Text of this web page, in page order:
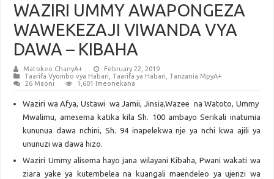
WAZIRI UMMY AWAPONGEZA
WAWEKEZAJI VIWANDA VYA
DAWA – KIBAHA
Matokeo ChanyA+
February 22, 2019
Taarifa Vyombo vya Habari ,Taarifa ya Habari ,Tanzania MpyA+
26 Maoni
1,601 Imeonekana
Waziri wa Afya, Ustawi wa Jamii, Jinsia,Wazee na Watoto, Ummy
Mwalimu, amesema katika kila Sh. 100 ambayo Serikali inatumia
kununua dawa nchini, Sh. 94 inapelekwa nje ya nchi kwa ajili ya
ununuzi wa dawa hizo.
Waziri Ummy alisema hayo jana wilayani Kibaha, Pwani wakati wa
ziara yake ya kutembelea na kuangali maendeleo ya ujenzi wa